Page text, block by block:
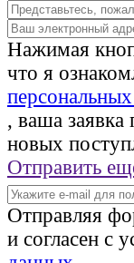
Нажимая
что я
, ваша
новых
Отправить
Отправляя
и согласен с